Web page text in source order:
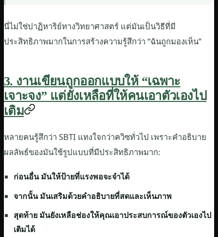
นี่ไม่ใช่ปาฏิหาริย์ทางวิทยาศาสตร์ แต่มันเป็นวิธีที่มี
ประสิทธิภาพมากในการสร้างความรู้สึกว่า “ฉันถูกมองเห็น”
3. งานเขียนถูกออกแบบให้ “เฉพาะ
เจาะจง” แต่ยังเหลือที่ให้คนเอาตัวเองไป
เติม
หลายคนรู้สึกว่า SBTI แทงใจกว่าควิซทั่วไป เพราะคำอธิบาย
ผลลัพธ์ของมันใช้รูปแบบที่มีประสิทธิภาพมาก:
ก่อนอื่น มันให้ป้ายที่แรงพอจะจำได้
จากนั้น มันเสริมด้วยคำอธิบายที่สดและเห็นภาพ
สุดท้าย มันยังเหลือช่องให้คุณเอาประสบการณ์ของตัวเองไป
เติมได้